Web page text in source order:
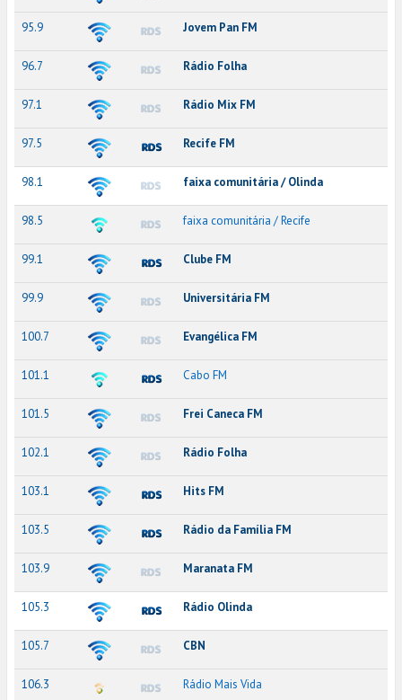
95.9 Jovem Pan FM
96.7 Rádio Folha
97.1 Rádio Mix FM
97.5 Recife FM
98.1 faixa comunitária / Olinda
98.5 faixa comunitária / Recife
99.1 Clube FM
99.9 Universitária FM
100.7 Evangélica FM
101.1 Cabo FM
101.5 Frei Caneca FM
102.1 Rádio Folha
103.1 Hits FM
103.5 Rádio da Família FM
103.9 Maranata FM
105.3 Rádio Olinda
105.7 CBN
106.3 Rádio Mais Vida